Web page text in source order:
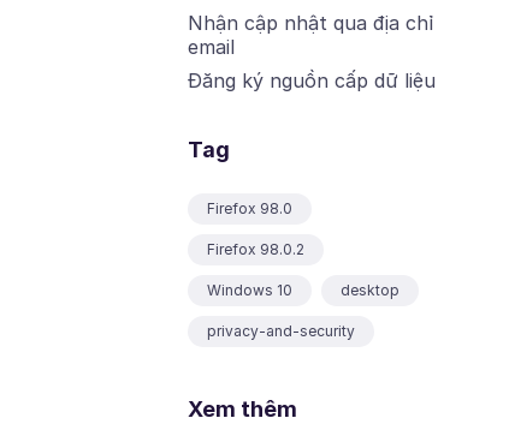
Nhận cập nhật qua địa chỉ
email
Đăng ký nguồn cấp dữ liệu
Tag
Firefox 98.0
Firefox 98.0.2
Windows 10 desktop
privacy-and-security
Xem thêm